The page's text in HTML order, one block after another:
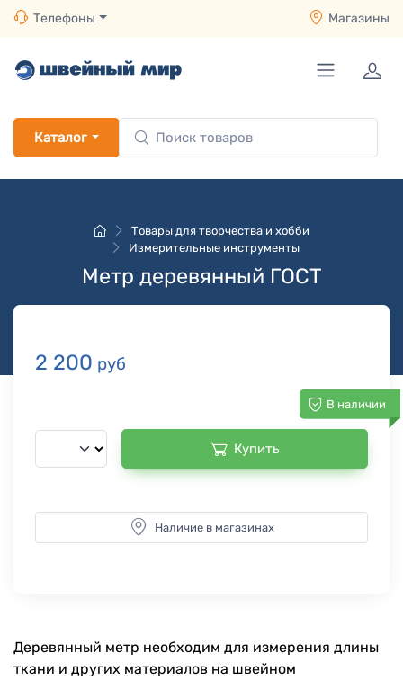
Телефоны Магазины
Каталог
Товары для творчества и хобби
Измерительные инструменты
Метр деревянный ГОСТ
2 200 руб
В наличии
Купить
Наличие в магазинах
Деревянный метр необходим для измерения длины
ткани и других материалов на швейном